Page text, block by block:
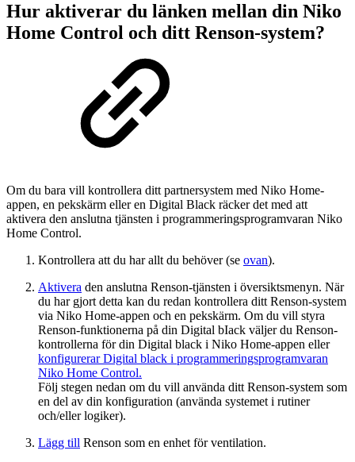
Hur aktiverar du länken mellan din Niko
Home Control och ditt Renson-system?
Om du bara vill kontrollera ditt partnersystem med Niko Home-
appen, en pekskärm eller en Digital Black räcker det med att
aktivera den anslutna tjänsten i programmeringsprogramvaran Niko
Home Control.
Kontrollera att du har allt du behöver (se ovan).
Aktivera den anslutna Renson-tjänsten i översiktsmenyn. När
du har gjort detta kan du redan kontrollera ditt Renson-system
via Niko Home-appen och en pekskärm. Om du vill styra
Renson-funktionerna på din Digital bIack väljer du Renson-
kontrollerna för din Digital black i Niko Home-appen eller
konfigurerar Digital black i programmeringsprogramvaran
Niko Home Control.
Följ stegen nedan om du vill använda ditt Renson-system som
en del av din konfiguration (använda systemet i rutiner
och/eller logiker).
Lägg till Renson som en enhet för ventilation.